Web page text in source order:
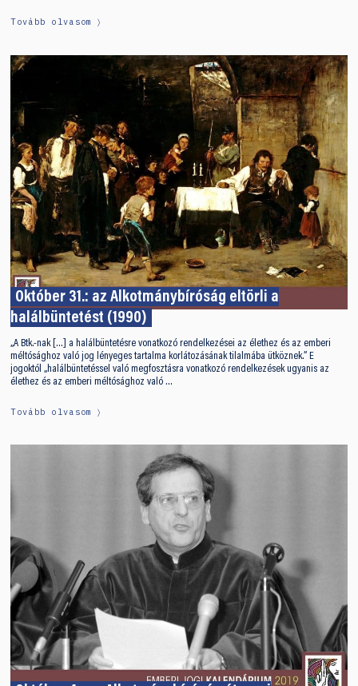
Tovább olvasom
Október 31.: az Alkotmánybíróság eltörli a
halálbüntetést (1990)
„A Btk.-nak […] a halálbüntetésre vonatkozó rendelkezései az élethez és az emberi
méltósághoz való jog lényeges tartalma korlátozásának tilalmába ütköznek.” E
jogoktól „halálbüntetéssel való megfosztásra vonatkozó rendelkezések ugyanis az
élethez és az emberi méltósághoz való …
Tovább olvasom